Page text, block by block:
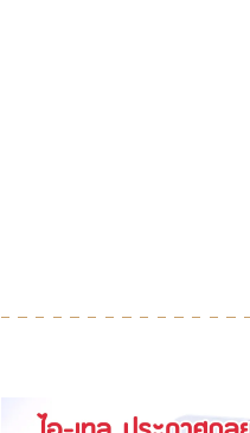
เพื่อไปดูแลสัตว์เลี้ยงที่ป่วย จึงถื
อิตาลีครั้งนี้ […]